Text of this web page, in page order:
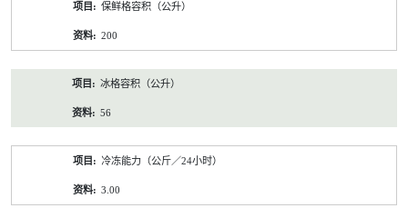
保鲜格容积（公升）
200
冰格容积（公升）
56
冷冻能力（公斤／24小时）
3.00